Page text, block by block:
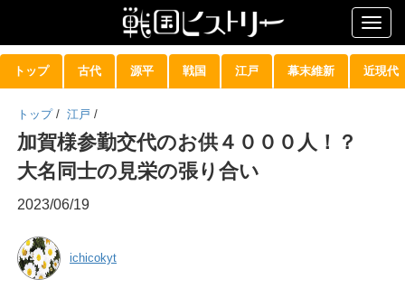
トップ 古代 源平 戦国 江戸 幕末維新 近現代
トップ / 江戸 /
加賀様参勤交代のお供４０００人！？
大名同士の見栄の張り合い
2023/06/19
ichicokyt